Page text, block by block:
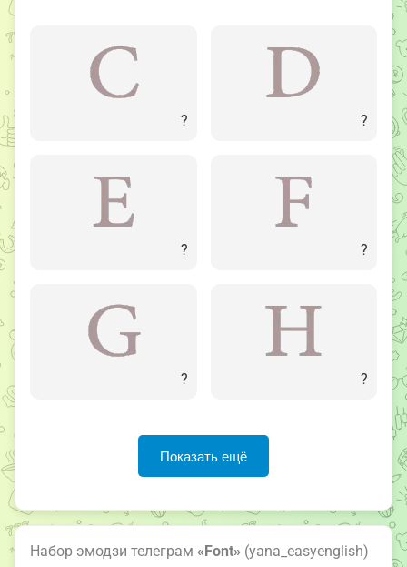
? ?
? ?
? ?
Показать ещё
Набор эмодзи телеграм «Font» (yana_easyenglish)